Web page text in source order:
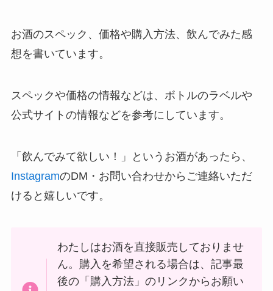
お酒のスペック、価格や購入方法、飲んでみた感
想を書いています。
スペックや価格の情報などは、ボトルのラベルや
公式サイトの情報などを参考にしています。
「飲んでみて欲しい！」というお酒があったら、
InstagramのDM・お問い合わせからご連絡いただ
けると嬉しいです。
わたしはお酒を直接販売しておりませ
ん。購入を希望される場合は、記事最
後の「購入方法」のリンクからお願い